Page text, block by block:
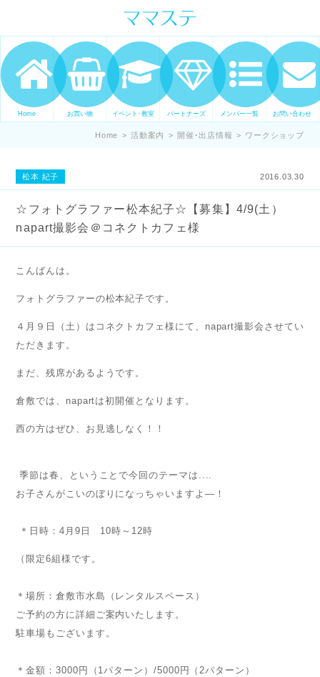
ママの才能発信します。 手づくり
表現ステージ ママステ スキル・セ
ンスを表現したいママが集まって
ます。
Home お買い物 イベント･教室 パートナーズ メンバー一覧 お問い合わせ
Home > 活動案内 > 開催･出店情報 > ワークショップ
松本 紀子 2016.03.30
☆フォトグラファー松本紀子☆【募集】4/9(土）
napart撮影会＠コネクトカフェ様
こんばんは。
フォトグラファーの松本紀子です。
４月９日（土）はコネクトカフェ様にて、napart撮影会させてい
ただきます。
まだ、残席があるようです。
倉敷では、napartは初開催となります。
西の方はぜひ、お見逃しなく！！
季節は春、ということで今回のテーマは....
お子さんがこいのぼりになっちゃいますよ―！
＊日時：4月9日 10時～12時
（ 限定6組様です。
＊場所：倉敷市水島（レンタルスペース）
ご予約の方に詳細ご案内いたします。
駐車場もございます。
＊金額：3000円（1パターン）/5000円（2パターン）